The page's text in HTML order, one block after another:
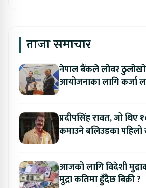
ताजा समाचार
नेपाल बैंकले लोवर
आयोजनाका लागि कर्जा
प्रदीपसिंह रावत, जो
कमाउने बलिउडका
आजको लागि विदेशी
मुद्रा कतिमा हुँदैछ बिक्री ?